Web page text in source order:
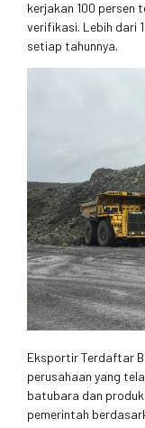
kerjakan 100 persen
verifikasi. Lebih dari
setiap tahunnya.
Eksportir Terdaftar
perusahaan yang
batubara dan
pemerintah